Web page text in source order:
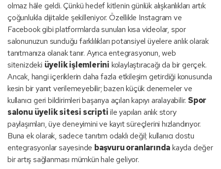
olmaz hâle geldi. Çünkü hedef kitlenin günlük alışkanlıkları artık
çoğunlukla dijitalde şekilleniyor. Özellikle Instagram ve
Facebook gibi platformlarda sunulan kısa videolar, spor
salonunuzun sunduğu farklılıkları potansiyel üyelere anlık olarak
tanıtmanıza olanak tanır. Ayrıca entegrasyonun, web
sitenizdeki üyelik işlemlerini kolaylaştıracağı da bir gerçek.
Ancak, hangi içeriklerin daha fazla etkileşim getirdiği konusunda
kesin bir yanıt verilemeyebilir; bazen küçük denemeler ve
kullanıcı geri bildirimleri başarıya açılan kapıyı aralayabilir. Spor
salonu üyelik sitesi scriptiile yapılan anlık story
paylaşımları, üye deneyimini ve kayıt süreçlerini hızlandırıyor.
Buna ek olarak, sadece tanıtım odaklı değil; kullanıcı dostu
entegrasyonlar sayesinde başvuru oranlarındakayda değer
bir artış sağlanması mümkün hale geliyor.